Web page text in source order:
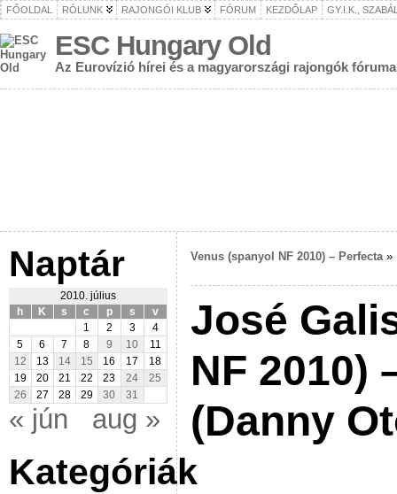
FŐOLDAL RÓLUNK RAJONGÓI KLUB FÓRUM KEZDŐLAP GY.I.K.,
ESC Hungary Old
Az Eurovízió hírei és a magyarországi rajongók fóruma
Naptár
2010. július
h
K s c p s
v
1
2 3
4
5
6 7 8 9 10
11
12
13 14 15 16 17
18
19
20 21 22 23 24
25
26
27 28 29 30 31
« jún aug »
Kategóriák
Venus (spanyol NF 2010) – Perfecta
José
NF 2010)
(Danny